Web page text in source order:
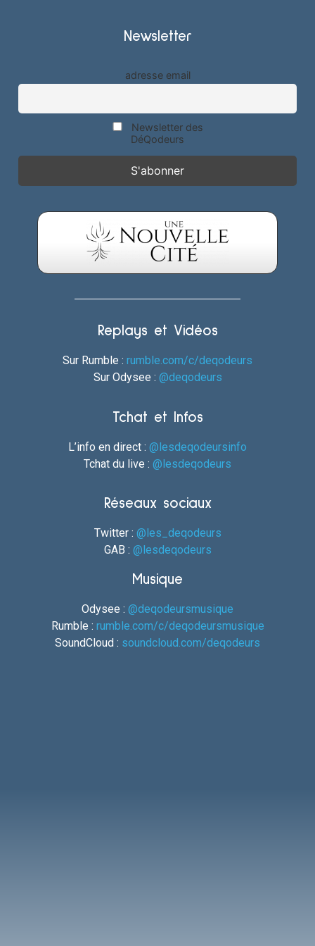
Newsletter
adresse email
Newsletter des
DéQodeurs
Replays et Vidéos
Sur Rumble : rumble.com/c/deqodeurs
Sur Odysee : @deqodeurs
Tchat et Infos
L’info en direct : @lesdeqodeursinfo
Tchat du live : @lesdeqodeurs
Réseaux sociaux
Twitter : @les_deqodeurs
GAB : @lesdeqodeurs
Musique
Odysee : @deqodeursmusique
Rumble : rumble.com/c/deqodeursmusique
SoundCloud : soundcloud.com/deqodeurs